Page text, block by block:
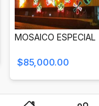
MOSAICO ESPECIAL
$85,000.00